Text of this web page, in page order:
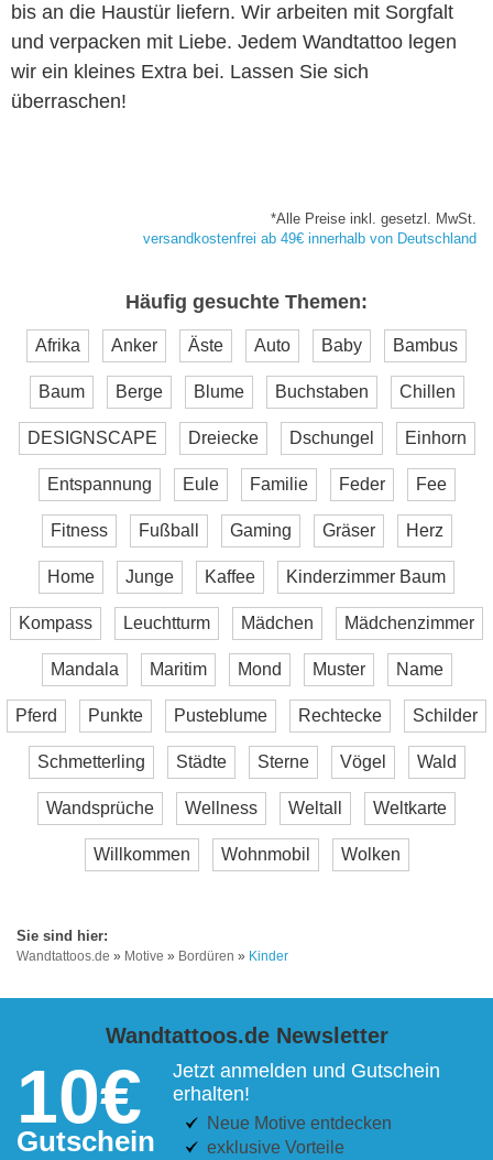
bis an die Haustür liefern. Wir arbeiten mit Sorgfalt
und verpacken mit Liebe. Jedem Wandtattoo legen
wir ein kleines Extra bei. Lassen Sie sich
überraschen!
*Alle Preise inkl. gesetzl. MwSt.
versandkostenfrei ab 49€ innerhalb von Deutschland
Häufig gesuchte Themen:
Afrika Anker Äste Auto Baby Bambus
Baum Berge Blume Buchstaben Chillen
DESIGNSCAPE Dreiecke Dschungel Einhorn
Entspannung Eule Familie Feder Fee
Fitness Fußball Gaming Gräser Herz
Home Junge Kaffee Kinderzimmer Baum
Kompass Leuchtturm Mädchen Mädchenzimmer
Mandala Maritim Mond Muster Name
Pferd Punkte Pusteblume Rechtecke Schilder
Schmetterling Städte Sterne Vögel Wald
Wandsprüche Wellness Weltall Weltkarte
Willkommen Wohnmobil Wolken
Wandtattoos.de » Motive » Bordüren » Kinder
Wandtattoos.de Newsletter
10€
Gutschein
Jetzt anmelden und Gutschein
erhalten!
Neue Motive entdecken
exklusive Vorteile